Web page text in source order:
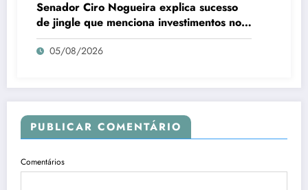
Senador Ciro Nogueira explica sucesso
de jingle que menciona investimentos no
Piauí
05/08/2026
PUBLICAR COMENTÁRIO
Comentários